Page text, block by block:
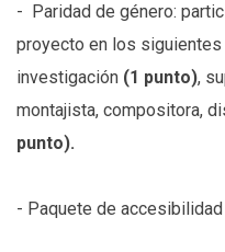
- Paridad de género:
proyecto en los
investigación (1 punto),
montajista, compositora,
punto).
- Paquete de accesibilidad